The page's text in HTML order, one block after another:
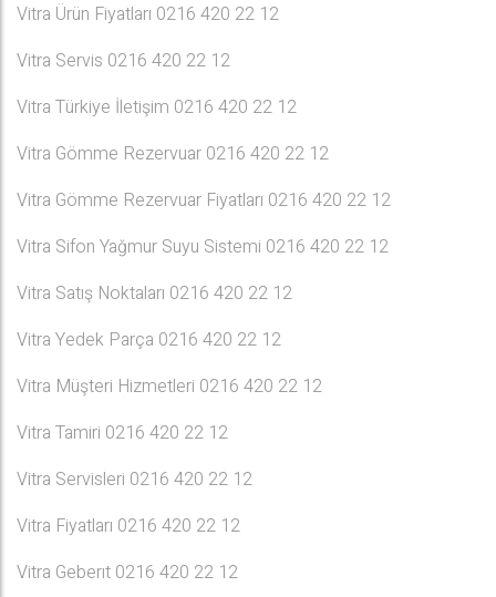
Vitra Ürün Fiyatları 0216 420 22 12
Vitra Servis 0216 420 22 12
Vitra Türkiye İletişim 0216 420 22 12
Vitra Gömme Rezervuar 0216 420 22 12
Vitra Gömme Rezervuar Fiyatları 0216 420 22 12
Vitra Sifon Yağmur Suyu Sistemi 0216 420 22 12
Vitra Satış Noktaları 0216 420 22 12
Vitra Yedek Parça 0216 420 22 12
Vitra Müşteri Hizmetleri 0216 420 22 12
Vitra Tamiri 0216 420 22 12
Vitra Servisleri 0216 420 22 12
Vitra Fiyatları 0216 420 22 12
Vitra Geberıt 0216 420 22 12